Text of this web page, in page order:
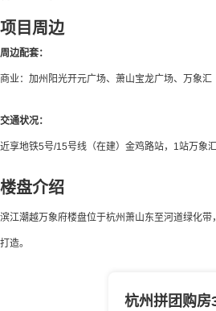
项目周边
周边配套：
商业：加州阳光开元广场、萧山宝龙广场、万象汇
交通状况：
近享地铁5号/15号线（在建）金鸡路站，1站万象
楼盘介绍
滨江潮越万象府楼盘位于杭州萧山东至河道绿化
打造。
杭州拼团购房
滨江潮越